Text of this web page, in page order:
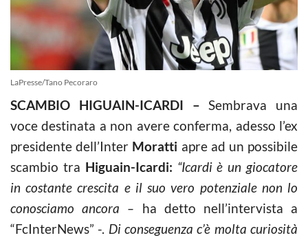
LaPresse/Tano Pecoraro
SCAMBIO HIGUAIN-ICARDI – Sembrava una
voce destinata a non avere conferma, adesso l’ex
presidente dell’Inter Moratti apre ad un possibile
scambio tra Higuain-Icardi: “Icardi è un giocatore
in costante crescita e il suo vero potenziale non lo
conosciamo ancora – ha detto nell’intervista a
“FcInterNews” -. Di conseguenza c’è molta curiosità